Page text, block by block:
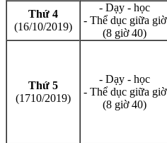
Thứ 4
(16/10/2019)
- Dạy - học
- Thể dục giữa giờ
(8 giờ 40)
Thứ 5
(1710/2019)
- Dạy - học
- Thể dục giữa giờ
(8 giờ 40)